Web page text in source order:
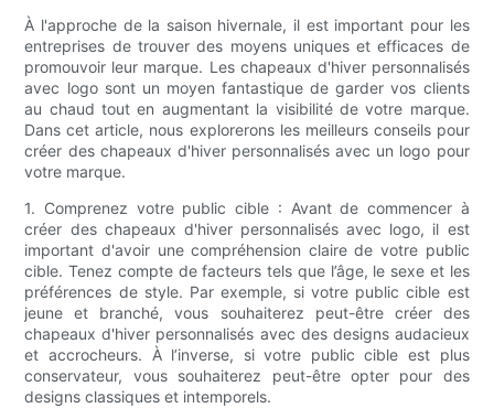
À l'approche de la saison hivernale, il est important pour les
entreprises de trouver des moyens uniques et efficaces de
promouvoir leur marque. Les chapeaux d'hiver personnalisés
avec logo sont un moyen fantastique de garder vos clients
au chaud tout en augmentant la visibilité de votre marque.
Dans cet article, nous explorerons les meilleurs conseils pour
créer des chapeaux d'hiver personnalisés avec un logo pour
votre marque.
1. Comprenez votre public cible : Avant de commencer à
créer des chapeaux d'hiver personnalisés avec logo, il est
important d'avoir une compréhension claire de votre public
cible. Tenez compte de facteurs tels que l’âge, le sexe et les
préférences de style. Par exemple, si votre public cible est
jeune et branché, vous souhaiterez peut-être créer des
chapeaux d'hiver personnalisés avec des designs audacieux
et accrocheurs. À l’inverse, si votre public cible est plus
conservateur, vous souhaiterez peut-être opter pour des
designs classiques et intemporels.